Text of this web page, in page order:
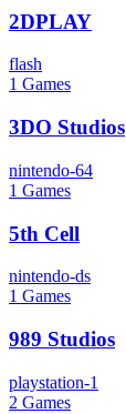
2DPLAY
flash
1 Games
3DO Studios
nintendo-64
1 Games
5th Cell
nintendo-ds
1 Games
989 Studios
playstation-1
2 Games